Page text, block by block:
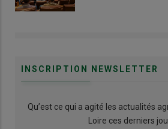
INSCRIPTION NEWSLETTER
Qu’est ce qui a agité les actualités
Loire ces derniers